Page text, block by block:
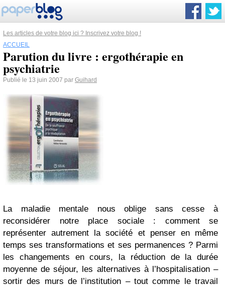
Les articles de votre blog ici ? Inscrivez votre blog !
ACCUEIL
Parution du livre : ergothérapie en
psychiatrie
Publié le 13 juin 2007 par Guihard
La maladie mentale nous oblige sans cesse à
reconsidérer notre place sociale : comment se
représenter autrement la société et penser en même
temps ses transformations et ses permanences ? Parmi
les changements en cours, la réduction de la durée
moyenne de séjour, les alternatives à l’hospitalisation –
sortir des murs de l’institution – tout comme le travail